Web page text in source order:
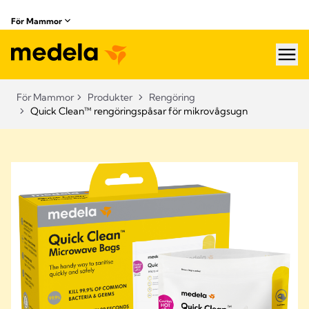
För Mammor
För Mammor Produkter
Rengöring
Quick Clean™ rengöringspåsar för mikrovågsugn